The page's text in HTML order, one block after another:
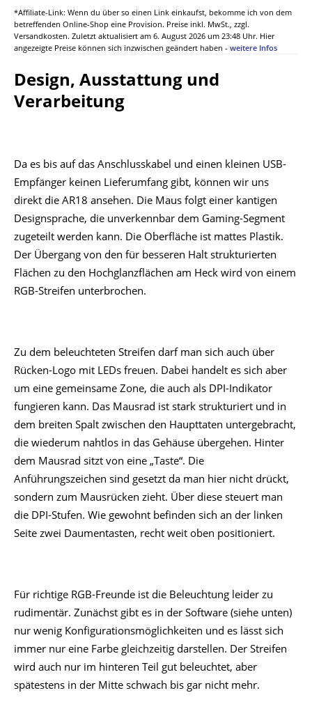
*Affiliate-Link: Wenn du über so einen Link einkaufst, bekomme ich von dem
betreffenden Online-Shop eine Provision. Preise inkl. MwSt., zzgl.
Versandkosten. Zuletzt aktualisiert am 6. August 2026 um 23:48 Uhr. Hier
angezeigte Preise können sich inzwischen geändert haben - weitere Infos
Design, Ausstattung und
Verarbeitung
Da es bis auf das Anschlusskabel und einen kleinen USB-
Empfänger keinen Lieferumfang gibt, können wir uns
direkt die AR18 ansehen. Die Maus folgt einer kantigen
Designsprache, die unverkennbar dem Gaming-Segment
zugeteilt werden kann. Die Oberfläche ist mattes Plastik.
Der Übergang von den für besseren Halt strukturierten
Flächen zu den Hochglanzflächen am Heck wird von einem
RGB-Streifen unterbrochen.
Zu dem beleuchteten Streifen darf man sich auch über
Rücken-Logo mit LEDs freuen. Dabei handelt es sich aber
um eine gemeinsame Zone, die auch als DPI-Indikator
fungieren kann. Das Mausrad ist stark strukturiert und in
dem breiten Spalt zwischen den Haupttaten untergebracht,
die wiederum nahtlos in das Gehäuse übergehen. Hinter
dem Mausrad sitzt von eine „Taste“. Die
Anführungszeichen sind gesetzt da man hier nicht drückt,
sondern zum Mausrücken zieht. Über diese steuert man
die DPI-Stufen. Wie gewohnt befinden sich an der linken
Seite zwei Daumentasten, recht weit oben positioniert.
Für richtige RGB-Freunde ist die Beleuchtung leider zu
rudimentär. Zunächst gibt es in der Software (siehe unten)
nur wenig Konfigurationsmöglichkeiten und es lässt sich
immer nur eine Farbe gleichzeitig darstellen. Der Streifen
wird auch nur im hinteren Teil gut beleuchtet, aber
spätestens in der Mitte schwach bis gar nicht mehr.